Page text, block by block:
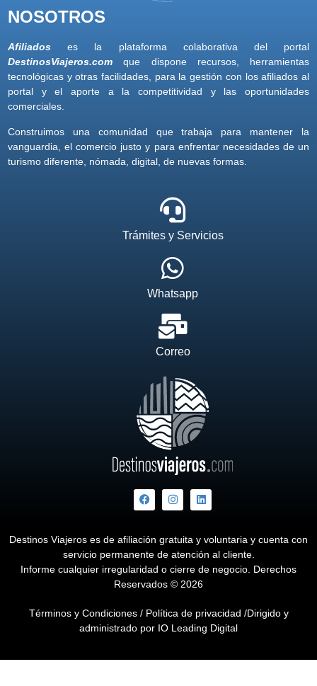
NOSOTROS
Afiliados es la plataforma colaborativa del portal
DestinosViajeros.com que dispone recursos, herramientas
tecnológicas y otras facilidades, para la gestión con los afiliados al
portal y el aporte a la competitividad y las oportunidades
comerciales.
Construimos una comunidad que trabaja para mantener la
vanguardia, el comercio justo y para enfrentar necesidades de un
turismo diferente, nómada, digital, de nuevas formas.
Trámites y Servicios
Whatsapp
Correo
Destinos Viajeros es de afiliación gratuita y voluntaria y cuenta con
servicio permanente de atención al cliente.
Informe cualquier irregularidad o cierre de negocio. Derechos
Reservados © 2026
Términos y Condiciones/ Política de privacidad /Dirigido y
administrado por IO Leading Digital